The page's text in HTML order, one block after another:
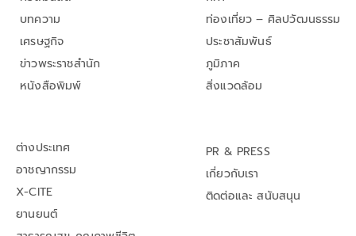
บทความ
เศรษฐกิจ
ข่าวพระราชสำนัก
หนังสือพิมพ์
ท่องเที่ยว – ศิลปวัฒนธรรม
ประชาสัมพันธ์
ภูมิภาค
สิ่งแวดล้อม
ต่างประเทศ
อาชญากรรม
X-CITE
ยานยนต์
PR & PRESS
เกี่ยวกับเรา
ติดต่อและ สนับสนุน